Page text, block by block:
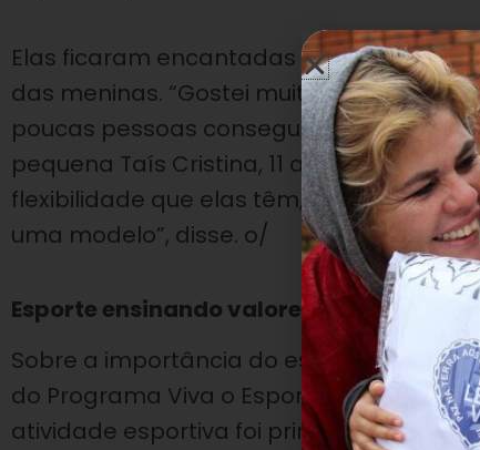
Elas ficaram encantadas com a
das meninas. “Gostei muito! Elas têm
poucas pessoas conseguem fazer. Elas
pequena Taís Cristina, 11 anos, fez os
flexibilidade que elas têm, a rapidez de
uma modelo”, disse. o/
Esporte ensinando valores
Sobre a importância do esporte em sua
do Programa Viva o Esporte, fez
atividade esportiva foi primordial para